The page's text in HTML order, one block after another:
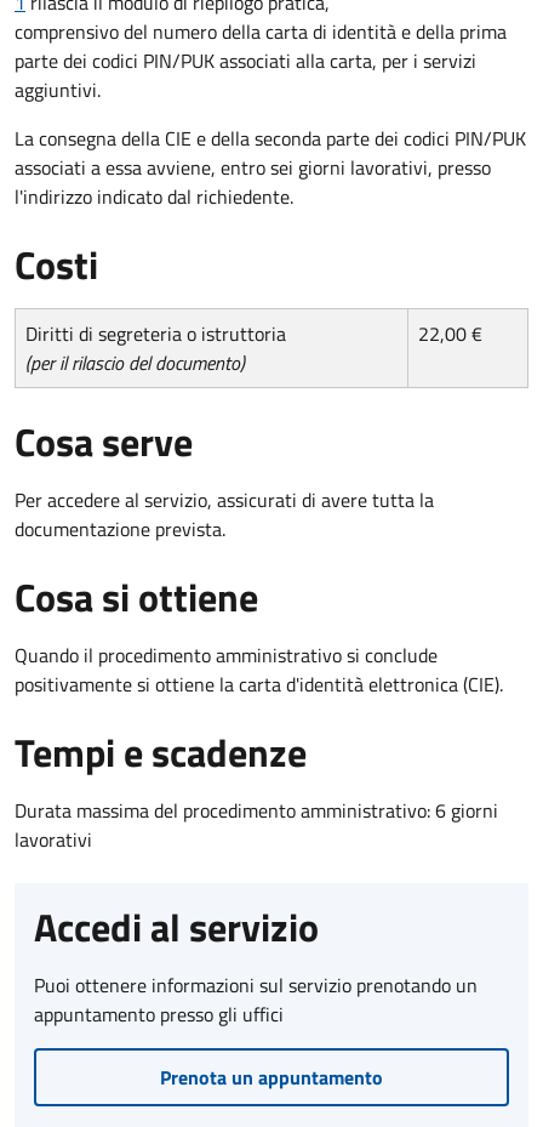
comprensivo del numero della carta di identità e della prima
parte dei codici PIN/PUK associati alla carta, per i servizi
aggiuntivi.
La consegna della CIE e della seconda parte dei codici PIN/PUK
associati a essa avviene, entro sei giorni lavorativi, presso
l'indirizzo indicato dal richiedente.
Costi
Diritti di segreteria o istruttoria
(per il rilascio del documento)
22,00 €
Cosa serve
Per accedere al servizio, assicurati di avere tutta la
documentazione prevista.
Cosa si ottiene
Quando il procedimento amministrativo si conclude
positivamente si ottiene la carta d'identità elettronica (CIE).
Tempi e scadenze
Durata massima del procedimento amministrativo: 6 giorni
lavorativi
Accedi al servizio
Puoi ottenere informazioni sul servizio prenotando un
appuntamento presso gli uffici
Prenota un appuntamento